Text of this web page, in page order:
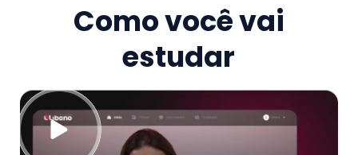
Como você vai
estudar